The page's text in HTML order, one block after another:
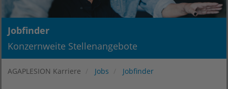
Jobfinder
Konzernweite Stellenangebote
AGAPLESION Karriere Jobs Jobfinder